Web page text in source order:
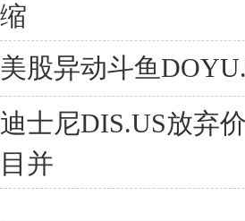
缩
美股异动斗鱼
迪士尼DIS.US放弃
目并